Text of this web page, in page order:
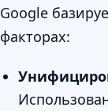
Google
факторах: